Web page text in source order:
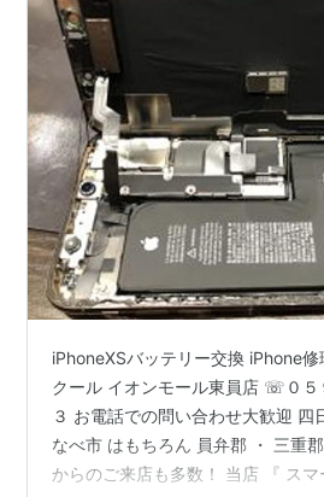
iPhoneXSバッテリー交換 iPhone
クール イオンモール東員店 ☏０５
３ お電話での問い合わせ大歓迎 四
なべ市 はもちろん 員弁郡 ・ 三重
からのご来店も多数！ 当店 『 ス